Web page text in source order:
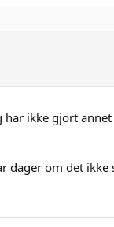
ikke gjort annet
dager om det ikke